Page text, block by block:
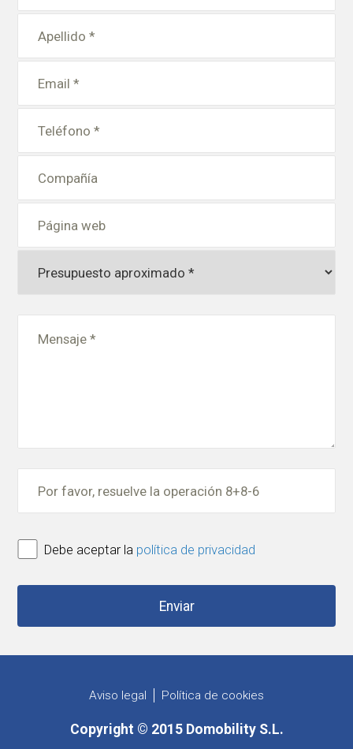
Debe aceptar la política de privacidad
Aviso legal Política de cookies
Copyright © 2015 Domobility S.L.